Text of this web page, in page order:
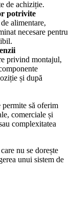
de achiziție.
potrivite
alimentare,
necesare pentru
privind montajul,
și după
să oferim
comerciale și
complexitatea
nu se dorește
unui sistem de